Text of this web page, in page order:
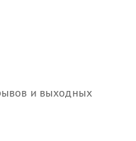
и выходных